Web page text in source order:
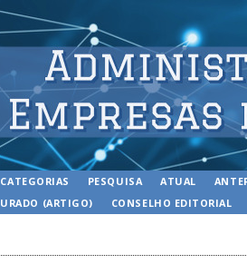
CATEGORIAS PESQUISA ATUAL
(ARTIGO) CONSELHO EDITORIAL